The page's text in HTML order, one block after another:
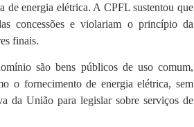
de energia elétrica. A CPFL sustentou que
concessões e violariam o princípio da
finais​.
são bens públicos de uso comum,
o fornecimento de energia elétrica, sem
da União para legislar sobre serviços de